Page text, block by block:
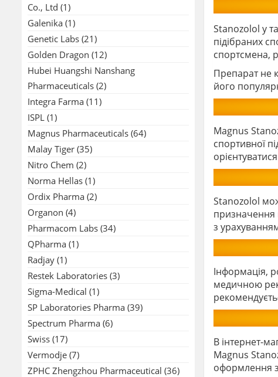
Stanozolol у
підібраних
спортсмена,
Препарат не
його
Magnus
спортивної
Stanozolol
призначення
з
Інформація,
медичною
В інтернет-
Magnus
оформлення
Co., Ltd (1)
Galenika (1)
Genetic Labs (21)
Golden Dragon (12)
Hubei Huangshi Nanshang
Pharmaceuticals (2)
Integra Farma (11)
ISPL (1)
Magnus Pharmaceuticals (64)
Malay Tiger (35)
Nitro Chem (2)
Norma Hellas (1)
Ordix Pharma (2)
Organon (4)
Pharmacom Labs (34)
QPharma (1)
Radjay (1)
Restek Laboratories (3)
Sigma-Medical (1)
SP Laboratories Pharma (39)
Spectrum Pharma (6)
Swiss (17)
Vermodje (7)
ZPHC Zhengzhou Pharmaceutical (36)